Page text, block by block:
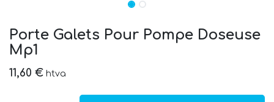
Porte Galets Pour Pompe Doseuse
Mp1
11,60 € htva